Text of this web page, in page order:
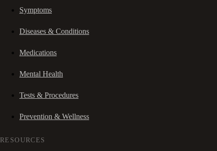
Symptoms
Diseases & Conditions
Medications
Mental Health
Tests & Procedures
Prevention & Wellness
RESOURCES